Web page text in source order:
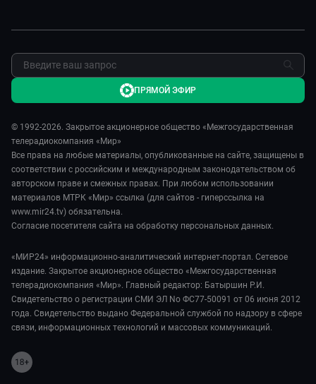
© 1992-2026. Закрытое акционерное общество «Межгосударственная
телерадиокомпания «Мир»
Все права на любые материалы, опубликованные на сайте, защищены в
соответствии с российским и международным законодательством об
авторском праве и смежных правах. При любом использовании
материалов МТРК «Мир» ссылка (для сайтов - гиперссылка на
www.mir24.tv) обязательна.
Согласие посетителя сайта на обработку персональных данных.
«МИР24» информационно-аналитический интернет-портал. Сетевое
издание. Закрытое акционерное общество «Межгосударственная
телерадиокомпания «Мир». Главный редактор: Батыршин Р.И.
Свидетельство о регистрации СМИ ЭЛ No ФС77-50091 от 06 июня 2012
года. Свидетельство выдано Федеральной службой по надзору в сфере
связи, информационных технологий и массовых коммуникаций.
ПРЯМОЙ ЭФИР